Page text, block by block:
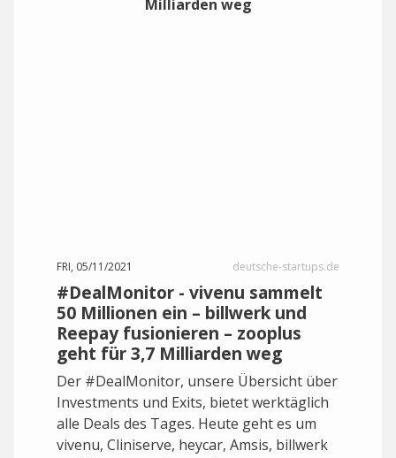
FRI, 05/11/2021 deutsche-startups.de
#DealMonitor - vivenu sammelt
50 Millionen ein – billwerk und
Reepay fusionieren – zooplus
geht für 3,7 Milliarden weg
Der #DealMonitor, unsere Übersicht über
Investments und Exits, bietet werktäglich
alle Deals des Tages. Heute geht es um
vivenu, Cliniserve, heycar, Amsis, billwerk